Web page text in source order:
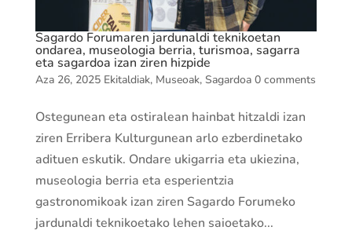
Sagardo Forumaren jardunaldi teknikoetan
ondarea, museologia berria, turismoa, sagarra
eta sagardoa izan ziren hizpide
Aza 26, 2025 Ekitaldiak, Museoak, Sagardoa 0 comments
Ostegunean eta ostiralean hainbat hitzaldi izan
ziren Erribera Kulturgunean arlo ezberdinetako
adituen eskutik. Ondare ukigarria eta ukiezina,
museologia berria eta esperientzia
gastronomikoak izan ziren Sagardo Forumeko
jardunaldi teknikoetako lehen saioetako...